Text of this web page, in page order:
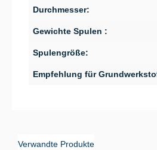
Durchmesser:
Gewichte Spulen :
Spulengröße:
Empfehlung für
Verwandte Produkte